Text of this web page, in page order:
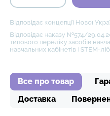
Відповідає концепції Нової
Відповідає наказу №574/
типового переліку засобів
навчальних кабінетів і STEM-
Все про товар
Доставка